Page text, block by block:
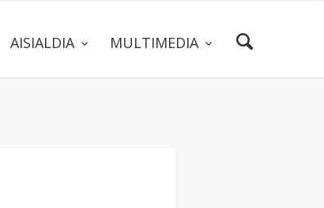
AISIALDIA MULTIMEDIA